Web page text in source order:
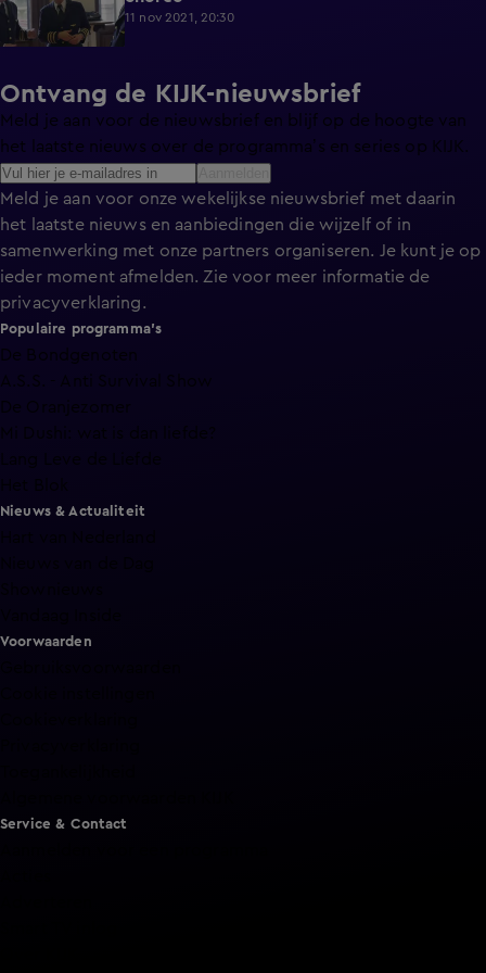
11 nov 2021, 20:30
Ontvang de KIJK-nieuwsbrief
Meld je aan voor de nieuwsbrief en blijf op de hoogte van
het laatste nieuws over de programma’s en series op KIJK.
Meld je aan voor onze wekelijkse nieuwsbrief met daarin
het laatste nieuws en aanbiedingen die wijzelf of in
samenwerking met onze partners organiseren. Je kunt je op
ieder moment afmelden. Zie voor meer informatie de
privacyverklaring.
Populaire programma's
De Bondgenoten
A.S.S. - Anti Survival Show
De Oranjezomer
Nieuws & Actualiteit
Voorwaarden
Service & Contact